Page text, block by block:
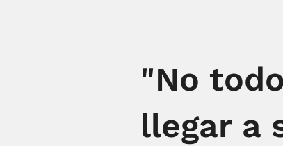
"No
llegar a